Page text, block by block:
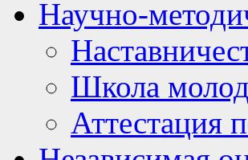
Научно-
Школа
Аттестация